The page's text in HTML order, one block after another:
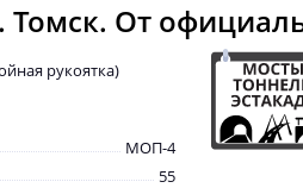
От
рукоятка)
МОП-4
55